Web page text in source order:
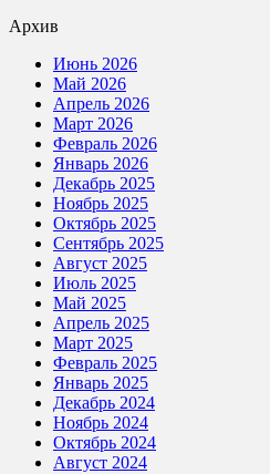
Архив
Июнь 2026
Май 2026
Апрель 2026
Март 2026
Февраль 2026
Январь 2026
Декабрь 2025
Ноябрь 2025
Октябрь 2025
Сентябрь 2025
Август 2025
Июль 2025
Май 2025
Апрель 2025
Март 2025
Февраль 2025
Январь 2025
Декабрь 2024
Ноябрь 2024
Октябрь 2024
Август 2024